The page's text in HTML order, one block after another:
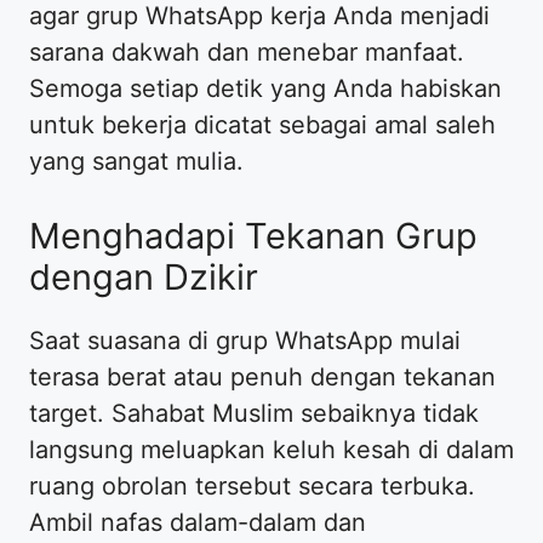
agar grup WhatsApp kerja Anda menjadi
sarana dakwah dan menebar manfaat.
Semoga setiap detik yang Anda habiskan
untuk bekerja dicatat sebagai amal saleh
yang sangat mulia.
Menghadapi Tekanan Grup
dengan Dzikir
Saat suasana di grup WhatsApp mulai
terasa berat atau penuh dengan tekanan
target. Sahabat Muslim sebaiknya tidak
langsung meluapkan keluh kesah di dalam
ruang obrolan tersebut secara terbuka.
Ambil nafas dalam-dalam dan